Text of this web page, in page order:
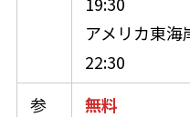
アメリカ東海
22:30
参
無料